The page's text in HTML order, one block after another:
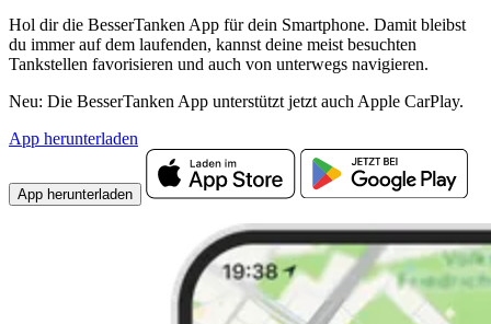
Hol dir die BesserTanken App für dein Smartphone. Damit bleibst
du immer auf dem laufenden, kannst deine meist besuchten
Tankstellen favorisieren und auch von unterwegs navigieren.
Neu: Die BesserTanken App unterstützt jetzt auch Apple CarPlay.
App herunterladen
App herunterladen